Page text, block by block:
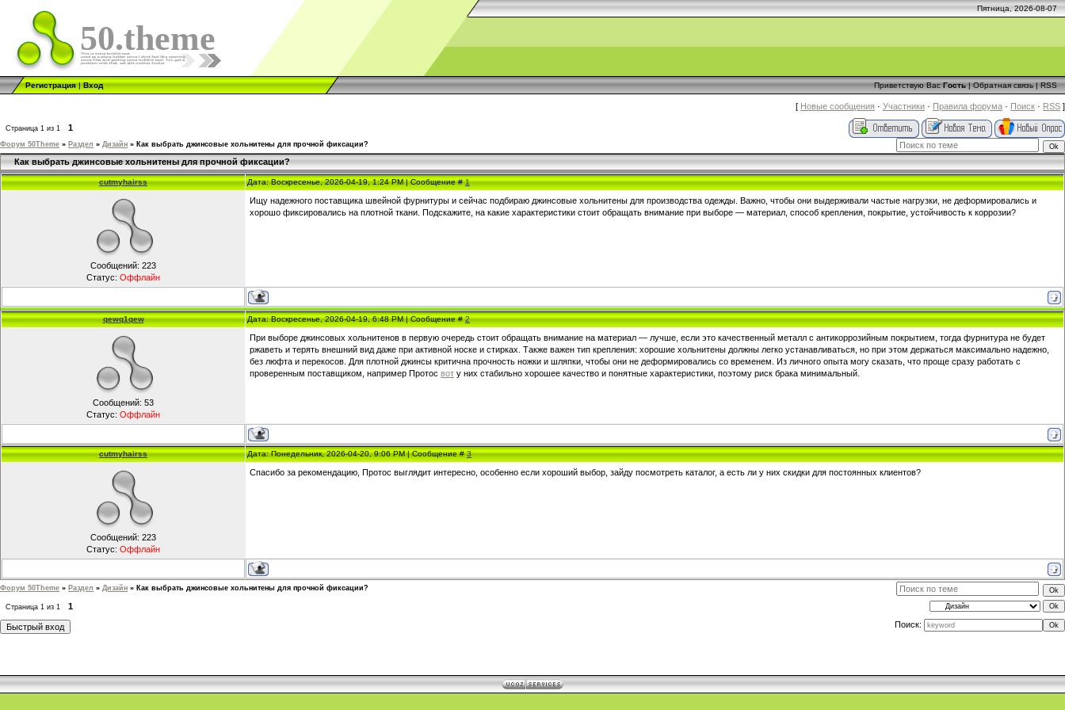
Пятница, 2026-08-07
50.theme
Регистрация|Вход Приветствую Вас Гость|Обратная связь|RSS
[ Новые сообщения · Участники · Правила форума · Поиск · RSS ]
Страница 1 из 1 1
Форум 50Theme » Раздел » Дизайн » Как выбрать джинсовые хольнитены для прочной фиксации?
Как выбрать джинсовые хольнитены для прочной фиксации?
cutmyhairss Дата: Воскресенье, 2026-04-19, 1:24 PM | Сообщение #1
Сообщений: 223
Статус: Оффлайн
Ищу надежного поставщика швейной фурнитуры и сейчас подбираю джинсовые хольнитены для производства одежды. Важно, чтобы они выдерживали частые нагрузки, не деформировались и
хорошо фиксировались на плотной ткани. Подскажите, на какие характеристики стоит обращать внимание при выборе — материал, способ крепления, покрытие, устойчивость к коррозии?
qewq1qew Дата: Воскресенье, 2026-04-19, 6:48 PM | Сообщение #2
Сообщений: 53
Статус: Оффлайн
При выборе джинсовых хольнитенов в первую очередь стоит обращать внимание на материал — лучше, если это качественный металл с антикоррозийным покрытием, тогда фурнитура не будет
ржаветь и терять внешний вид даже при активной носке и стирках. Также важен тип крепления: хорошие хольнитены должны легко устанавливаться, но при этом держаться максимально надежно,
без люфта и перекосов. Для плотной джинсы критична прочность ножки и шляпки, чтобы они не деформировались со временем. Из личного опыта могу сказать, что проще сразу работать с
проверенным поставщиком, например Протос вот у них стабильно хорошее качество и понятные характеристики, поэтому риск брака минимальный.
cutmyhairss Дата: Понедельник, 2026-04-20, 9:06 PM | Сообщение #3
Сообщений: 223
Статус: Оффлайн
Спасибо за рекомендацию, Протос выглядит интересно, особенно если хороший выбор, зайду посмотреть каталог, а есть ли у них скидки для постоянных клиентов?
Форум 50Theme » Раздел » Дизайн » Как выбрать джинсовые хольнитены для прочной фиксации?
Страница 1 из 1
1
Поиск: